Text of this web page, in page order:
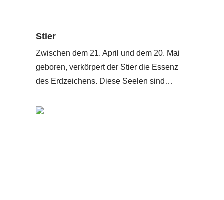
Stier
Zwischen dem 21. April und dem 20. Mai
geboren, verkörpert der Stier die Essenz
des Erdzeichens. Diese Seelen sind…